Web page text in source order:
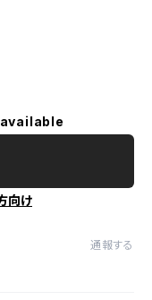
向け
通報する